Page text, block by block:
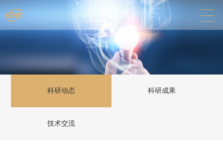
科研动态 科研成果
技术交流